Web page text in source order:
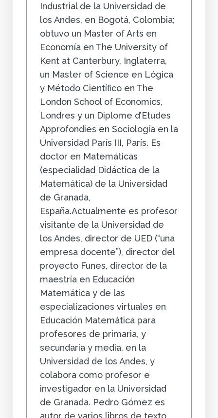
Industrial de la Universidad de
los Andes, en Bogotá, Colombia;
obtuvo un Master of Arts en
Economía en The University of
Kent at Canterbury, Inglaterra,
un Master of Science en Lógica
y Método Científico en The
London School of Economics,
Londres y un Diplome d’Etudes
Approfondies en Sociología en la
Universidad París III, París. Es
doctor en Matemáticas
(especialidad Didáctica de la
Matemática) de la Universidad
de Granada,
España.Actualmente es profesor
visitante de la Universidad de
los Andes, director de UED (“una
empresa docente”), director del
proyecto Funes, director de la
maestría en Educación
Matemática y de las
especializaciones virtuales en
Educación Matemática para
profesores de primaria, y
secundaria y media, en la
Universidad de los Andes, y
colabora como profesor e
investigador en la Universidad
de Granada. Pedro Gómez es
autor de varios libros de texto